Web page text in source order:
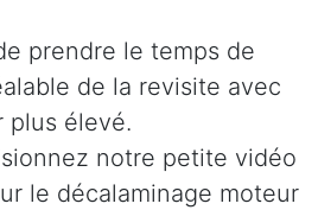
prendre le temps de
de la revisite avec
plus élevé.
notre petite vidéo
le décalaminage moteur